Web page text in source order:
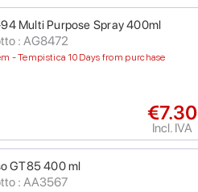
Multi Purpose Spray 400ml
: AG8472
- Tempistica 10 Days from purchase
€7.30
Incl. IVA
GT85 400 ml
: AA3567